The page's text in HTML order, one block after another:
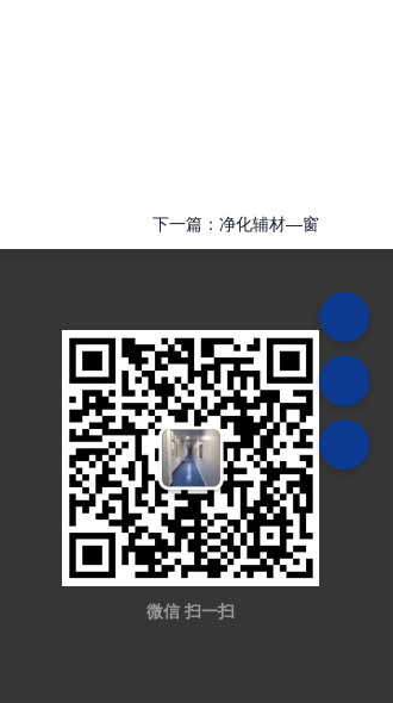
下一篇： 净化辅材—窗
微信 扫一扫